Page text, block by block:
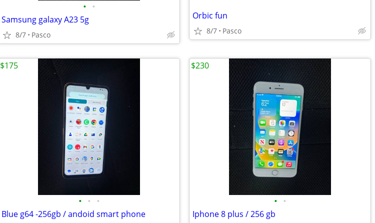
• •
Samsung galaxy A23 5g
8/7 Pasco
Orbic fun
8/7 Pasco
• • •
Blue g64 -256gb / andoid smart phone
$175
• •
Iphone 8 plus / 256 gb
$230